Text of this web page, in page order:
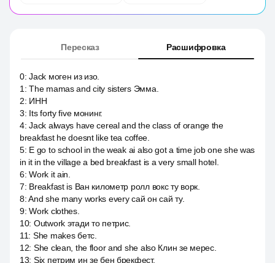
Пересказ Расшифровка
0:Jack моген из изо.
1 :The mamas and city sisters Эмма.
2: ИНН
3: Its forty five монинг.
4:Jack always have cereal and the class of orange the
breakfast he doesnt like tea coffee.
5: E go to school in the weak ai also got a time job one she was
in it in the village a bed breakfast is a very small hotel.
6:Work it ain.
7: Breakfast is Ван километр ролл вокс ту ворк.
8:And she many works every сай он сай ту.
9:Work clothes.
10: Outwork этади то петрис.
11: She makes бетс.
12: She clean, the floor and she also Клин зе мерес.
13: Six петрим ин зе бен брекфест.